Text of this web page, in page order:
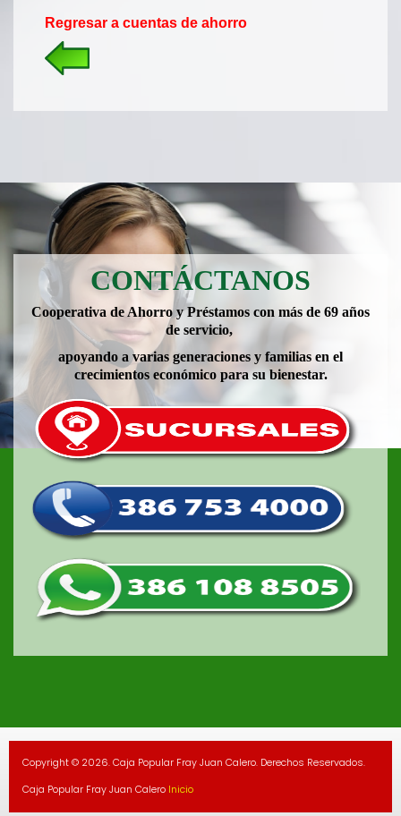
Regresar a cuentas de ahorro
CONTÁCTANOS
Cooperativa de Ahorro y Préstamos con más de 69 años
de servicio,
apoyando a varias generaciones y familias en el
crecimientos económico para su bienestar.
Copyright © 2026. Caja Popular Fray Juan Calero. Derechos Reservados.
Caja Popular Fray Juan Calero Inicio